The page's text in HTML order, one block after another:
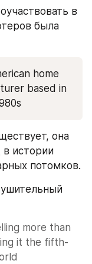
в
home
она
в истории
more than
it the fifth-